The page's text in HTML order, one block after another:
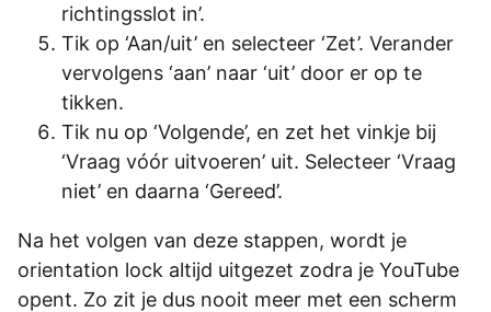
richtingsslot in’.
Tik op ‘Aan/uit’ en selecteer ‘Zet’. Verander
vervolgens ‘aan’ naar ‘uit’ door er op te
tikken.
Tik nu op ‘Volgende’, en zet het vinkje bij
‘Vraag vóór uitvoeren’ uit. Selecteer ‘Vraag
niet’ en daarna ‘Gereed’.
Na het volgen van deze stappen, wordt je
orientation lock altijd uitgezet zodra je YouTube
opent. Zo zit je dus nooit meer met een scherm